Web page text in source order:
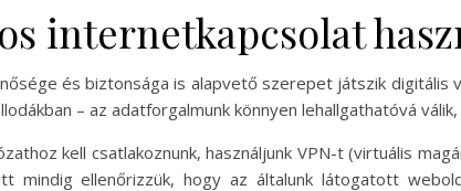
internetkapcsolat
és biztonsága is alapvető szerepet játszik digitális
– az adatforgalmunk könnyen lehallgathatóvá
kell csatlakoznunk, használjunk VPN-t (virtuális
mindig ellenőrizzük, hogy az általunk látogatott